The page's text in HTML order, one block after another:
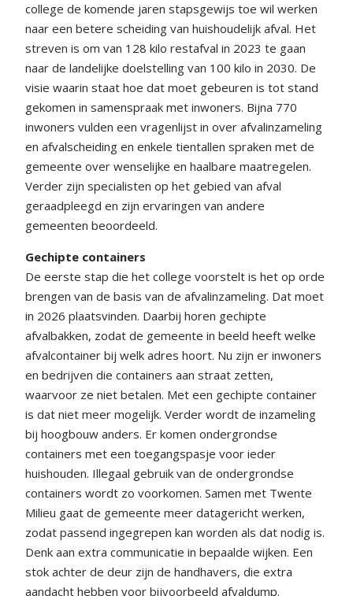
college de komende jaren stapsgewijs toe wil werken
naar een betere scheiding van huishoudelijk afval. Het
streven is om van 128 kilo restafval in 2023 te gaan
naar de landelijke doelstelling van 100 kilo in 2030. De
visie waarin staat hoe dat moet gebeuren is tot stand
gekomen in samenspraak met inwoners. Bijna 770
inwoners vulden een vragenlijst in over afvalinzameling
en afvalscheiding en enkele tientallen spraken met de
gemeente over wenselijke en haalbare maatregelen.
Verder zijn specialisten op het gebied van afval
geraadpleegd en zijn ervaringen van andere
gemeenten beoordeeld.
Gechipte containers
De eerste stap die het college voorstelt is het op orde
brengen van de basis van de afvalinzameling. Dat moet
in 2026 plaatsvinden. Daarbij horen gechipte
afvalbakken, zodat de gemeente in beeld heeft welke
afvalcontainer bij welk adres hoort. Nu zijn er inwoners
en bedrijven die containers aan straat zetten,
waarvoor ze niet betalen. Met een gechipte container
is dat niet meer mogelijk. Verder wordt de inzameling
bij hoogbouw anders. Er komen ondergrondse
containers met een toegangspasje voor ieder
huishouden. Illegaal gebruik van de ondergrondse
containers wordt zo voorkomen. Samen met Twente
Milieu gaat de gemeente meer datagericht werken,
zodat passend ingegrepen kan worden als dat nodig is.
Denk aan extra communicatie in bepaalde wijken. Een
stok achter de deur zijn de handhavers, die extra
aandacht hebben voor bijvoorbeeld afvaldump.